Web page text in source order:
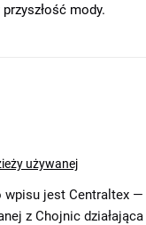
mody.
używanej
wpisu jest Centraltex
z Chojnic